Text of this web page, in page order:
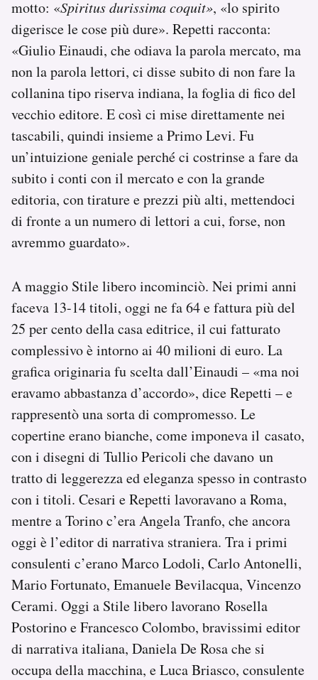
motto: «Spiritus durissima coquit», «lo spirito
digerisce le cose più dure». Repetti racconta:
«Giulio Einaudi, che odiava la parola mercato, ma
non la parola lettori, ci disse subito di non fare la
collanina tipo riserva indiana, la foglia di fico del
vecchio editore. E così ci mise direttamente nei
tascabili, quindi insieme a Primo Levi. Fu
un’intuizione geniale perché ci costrinse a fare da
subito i conti con il mercato e con la grande
editoria, con tirature e prezzi più alti, mettendoci
di fronte a un numero di lettori a cui, forse, non
avremmo guardato».
A maggio Stile libero incominciò. Nei primi anni
faceva 13-14 titoli, oggi ne fa 64 e fattura più del
25 per cento della casa editrice, il cui fatturato
complessivo è intorno ai 40 milioni di euro. La
grafica originaria fu scelta dall’Einaudi – «ma noi
eravamo abbastanza d’accordo», dice Repetti – e
rappresentò una sorta di compromesso. Le
copertine erano bianche, come imponeva il casato,
con i disegni di Tullio Pericoli che davano un
tratto di leggerezza ed eleganza spesso in contrasto
con i titoli. Cesari e Repetti lavoravano a Roma,
mentre a Torino c’era Angela Tranfo, che ancora
oggi è l’editor di narrativa straniera. Tra i primi
consulenti c’erano Marco Lodoli, Carlo Antonelli,
Mario Fortunato, Emanuele Bevilacqua, Vincenzo
Cerami. Oggi a Stile libero lavorano Rosella
Postorino e Francesco Colombo, bravissimi editor
di narrativa italiana, Daniela De Rosa che si
occupa della macchina, e Luca Briasco, consulente